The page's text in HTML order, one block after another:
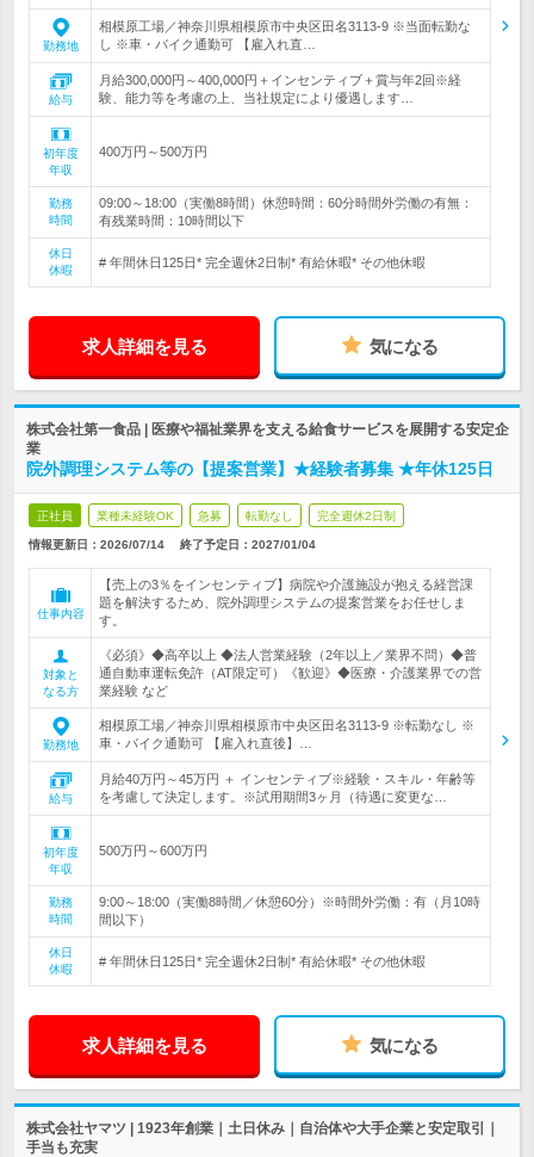
勤務地
相模原工場／神奈川県相模原市中央区田名3113-9 ※当面転勤な
し ※車・バイク通勤可 【雇入れ直…
給与
月給300,000円～400,000円＋インセンティブ＋賞与年2回※経
験、能力等を考慮の上、当社規定により優遇します…
初年度
年収
400万円～500万円
勤務
時間
09:00～18:00（実働8時間）休憩時間：60分時間外労働の有無：
有残業時間：10時間以下
休日
休暇
# 年間休日125日* 完全週休2日制* 有給休暇* その他休暇
求人詳細を見る 気になる
株式会社第一食品 | 医療や福祉業界を支える給食サービスを展開する安定企
業
院外調理システム等の【提案営業】★経験者募集 ★年休125日
正社員 業種未経験OK 急募 転勤なし 完全週休2日制
情報更新日：2026/07/14 終了予定日： 2027/01/04
仕事内容
【売上の3％をインセンティブ】病院や介護施設が抱える経営課
題を解決するため、院外調理システムの提案営業をお任せしま
す。
対象と
なる方
《必須》◆高卒以上 ◆法人営業経験（2年以上／業界不問）◆普
通自動車運転免許（AT限定可）《歓迎》◆医療・介護業界での営
業経験 など
勤務地
相模原工場／神奈川県相模原市中央区田名3113-9 ※転勤なし ※
車・バイク通勤可 【雇入れ直後】…
給与
月給40万円～45万円 ＋ インセンティブ※経験・スキル・年齢等
を考慮して決定します。※試用期間3ヶ月（待遇に変更な…
初年度
年収
500万円～600万円
勤務
時間
9:00～18:00（実働8時間／休憩60分）※時間外労働：有（月10時
間以下）
休日
休暇
# 年間休日125日* 完全週休2日制* 有給休暇* その他休暇
求人詳細を見る 気になる
株式会社ヤマツ | 1923年創業｜土日休み｜自治体や大手企業と安定取引｜
手当も充実